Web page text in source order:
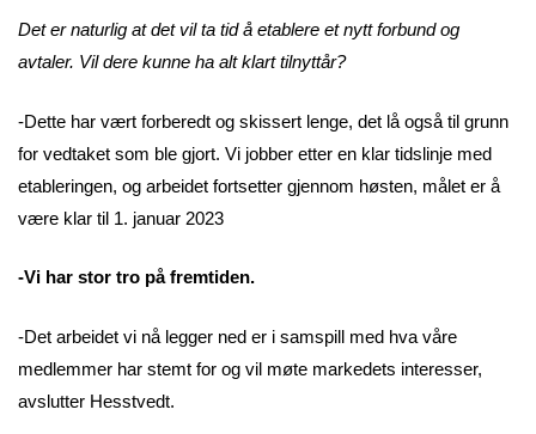
Det er naturlig at det vil ta tid å etablere et nytt forbund og
avtaler. Vil dere kunne ha alt klart tilnyttår?
-Dette har vært forberedt og skissert lenge, det lå også til grunn
for vedtaket som ble gjort. Vi jobber etter en klar tidslinje med
etableringen, og arbeidet fortsetter gjennom høsten, målet er å
være klar til 1. januar 2023
-Vi har stor tro på fremtiden.
-Det arbeidet vi nå legger ned er i samspill med hva våre
medlemmer har stemt for og vil møte markedets interesser,
avslutter Hesstvedt.